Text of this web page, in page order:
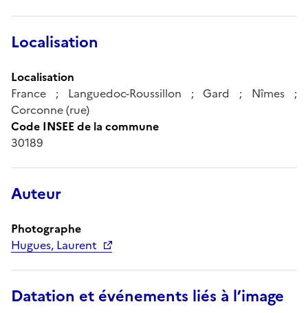
Localisation
Localisation
France ; Languedoc-Roussillon ; Gard ; Nîmes ;
Corconne (rue)
Code INSEE de la commune
30189
Auteur
Photographe
Hugues, Laurent
Datation et événements liés à l’image